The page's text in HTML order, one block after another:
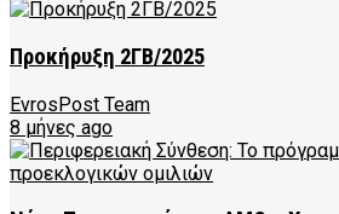
Προκήρυξη 2ΓΒ/2025
EvrosPost Team
8 μήνες ago